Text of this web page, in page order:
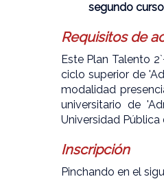
segundo curso
Requisitos de
Este Plan Talento
ciclo superior de
modalidad
universitario de
Universidad Pública
Inscripción
Pinchando en el